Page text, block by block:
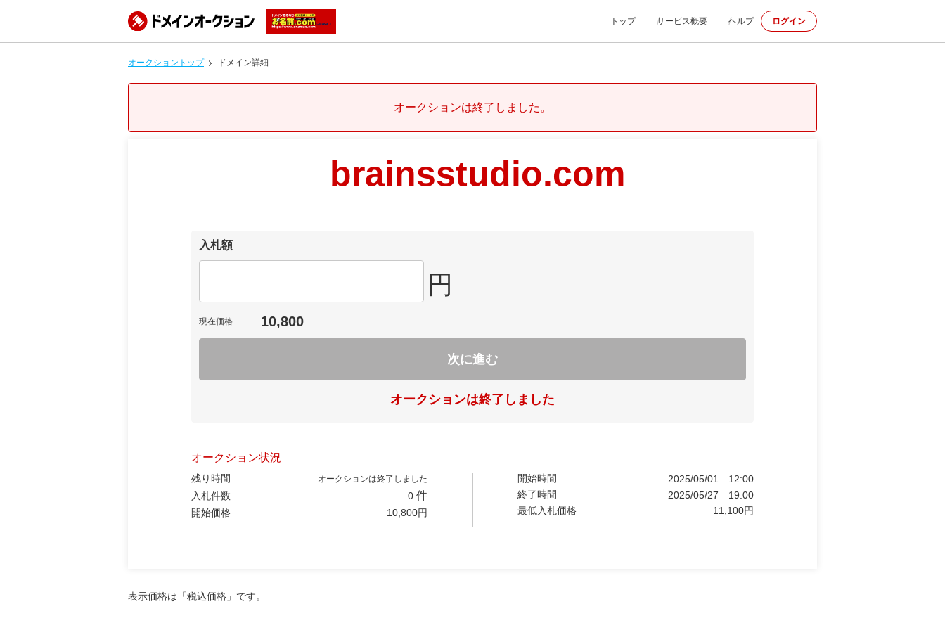
トップ サービス概要 ヘルプ ログイン
オークショントップ ドメイン詳細
オークションは終了しました。
brainsstudio.com
入札額
円
現在価格 10,800
次に進む
オークションは終了しました
オークション状況
残り時間 オークションは終了しました
入札件数 0 件
開始価格 10,800円
開始時間 2025/05/01
12:00
終了時間
2025/05/27
19:00
最低入札価格
11,100円
表示価格は「税込価格」です。